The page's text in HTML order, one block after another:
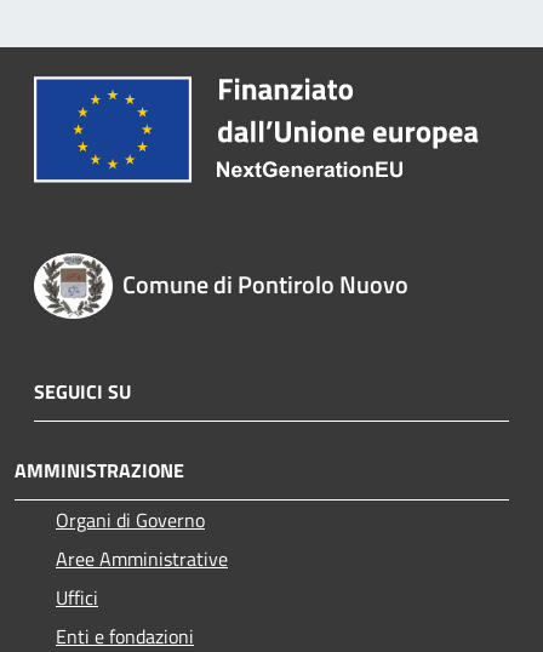
Comune di Pontirolo Nuovo
SEGUICI SU
AMMINISTRAZIONE
Organi di Governo
Aree Amministrative
Uffici
Enti e fondazioni